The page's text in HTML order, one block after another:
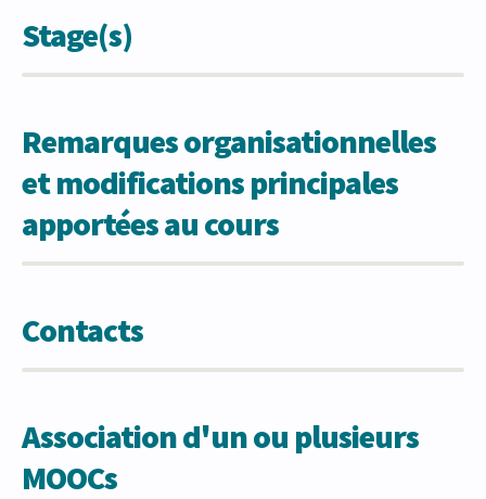
Stage(s)
Remarques organisationnelles
et modifications principales
apportées au cours
Contacts
Association d'un ou plusieurs
MOOCs